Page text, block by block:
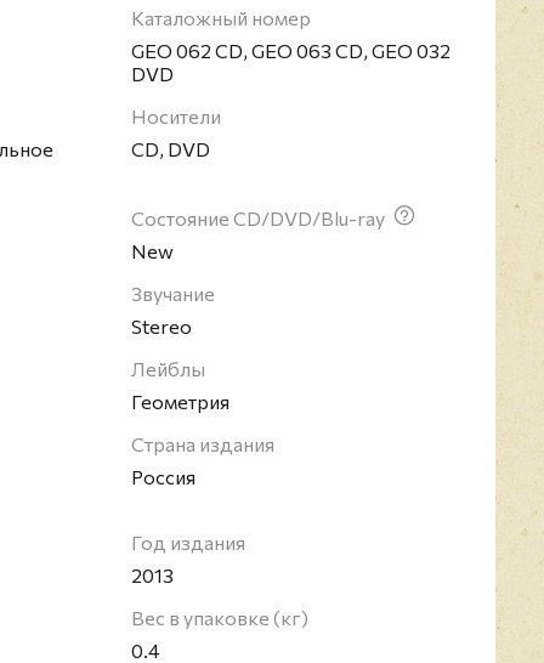
28-ми страничный буклет и плакат-газету
рок-группа, основанная Леонидом
в различных стилях, совмещая на разных
постпанка, джаза и новой волны.
Каталожный номер
GEO 062 CD, GEO 063 CD, GEO 032
DVD
Носители
CD, DVD
Состояние CD/DVD/Blu-ray
New
Звучание
Stereo
Лейблы
Геометрия
Страна издания
Россия
Год издания
2013
Вес в упаковке (кг)
0.4